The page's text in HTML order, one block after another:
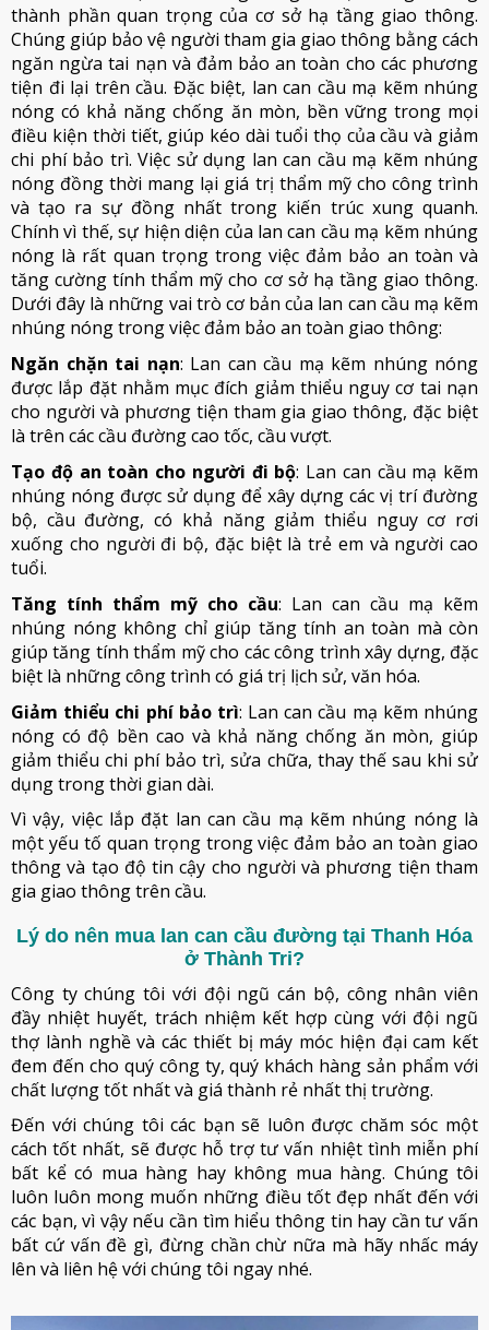
thành phần quan trọng của cơ sở hạ tầng giao thông.
Chúng giúp bảo vệ người tham gia giao thông bằng cách
ngăn ngừa tai nạn và đảm bảo an toàn cho các phương
tiện đi lại trên cầu. Đặc biệt, lan can cầu mạ kẽm nhúng
nóng có khả năng chống ăn mòn, bền vững trong mọi
điều kiện thời tiết, giúp kéo dài tuổi thọ của cầu và giảm
chi phí bảo trì. Việc sử dụng lan can cầu mạ kẽm nhúng
nóng đồng thời mang lại giá trị thẩm mỹ cho công trình
và tạo ra sự đồng nhất trong kiến trúc xung quanh.
Chính vì thế, sự hiện diện của lan can cầu mạ kẽm nhúng
nóng là rất quan trọng trong việc đảm bảo an toàn và
tăng cường tính thẩm mỹ cho cơ sở hạ tầng giao thông.
Dưới đây là những vai trò cơ bản của lan can cầu mạ kẽm
nhúng nóng trong việc đảm bảo an toàn giao thông:
Ngăn chặn tai nạn: Lan can cầu mạ kẽm nhúng nóng
được lắp đặt nhằm mục đích giảm thiểu nguy cơ tai nạn
cho người và phương tiện tham gia giao thông, đặc biệt
là trên các cầu đường cao tốc, cầu vượt.
Tạo độ an toàn cho người đi bộ: Lan can cầu mạ kẽm
nhúng nóng được sử dụng để xây dựng các vị trí đường
bộ, cầu đường, có khả năng giảm thiểu nguy cơ rơi
xuống cho người đi bộ, đặc biệt là trẻ em và người cao
tuổi.
Tăng tính thẩm mỹ cho cầu: Lan can cầu mạ kẽm
nhúng nóng không chỉ giúp tăng tính an toàn mà còn
giúp tăng tính thẩm mỹ cho các công trình xây dựng, đặc
biệt là những công trình có giá trị lịch sử, văn hóa.
Giảm thiểu chi phí bảo trì: Lan can cầu mạ kẽm nhúng
nóng có độ bền cao và khả năng chống ăn mòn, giúp
giảm thiểu chi phí bảo trì, sửa chữa, thay thế sau khi sử
dụng trong thời gian dài.
Vì vậy, việc lắp đặt lan can cầu mạ kẽm nhúng nóng là
một yếu tố quan trọng trong việc đảm bảo an toàn giao
thông và tạo độ tin cậy cho người và phương tiện tham
gia giao thông trên cầu.
Lý do nên mua lan can cầu đường tại Thanh Hóa
ở Thành Tri?
Công ty chúng tôi với đội ngũ cán bộ, công nhân viên
đầy nhiệt huyết, trách nhiệm kết hợp cùng với đội ngũ
thợ lành nghề và các thiết bị máy móc hiện đại cam kết
đem đến cho quý công ty, quý khách hàng sản phẩm với
chất lượng tốt nhất và giá thành rẻ nhất thị trường.
Đến với chúng tôi các bạn sẽ luôn được chăm sóc một
cách tốt nhất, sẽ được hỗ trợ tư vấn nhiệt tình miễn phí
bất kể có mua hàng hay không mua hàng. Chúng tôi
luôn luôn mong muốn những điều tốt đẹp nhất đến với
các bạn, vì vậy nếu cần tìm hiểu thông tin hay cần tư vấn
bất cứ vấn đề gì, đừng chần chừ nữa mà hãy nhấc máy
lên và liên hệ với chúng tôi ngay nhé.